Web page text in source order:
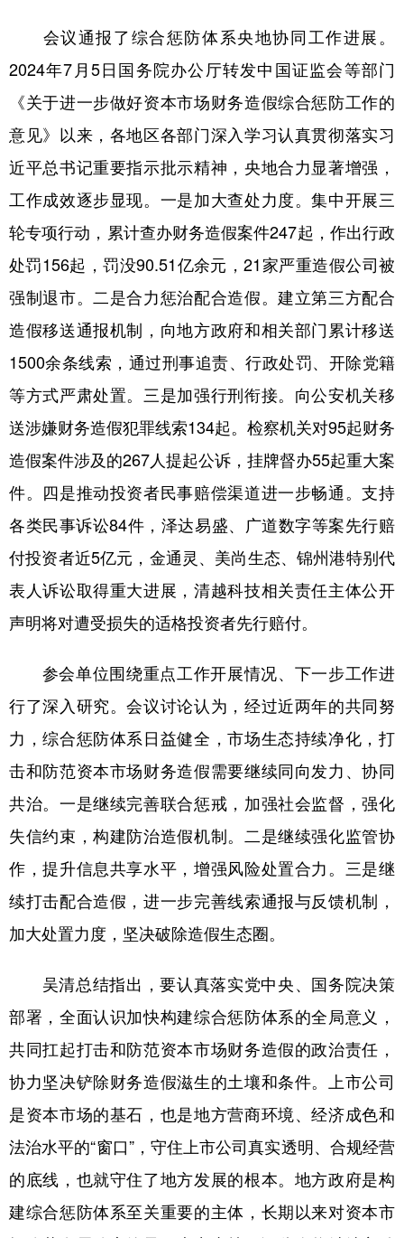
山东 河南 湖北 湖南
广东 广西 海南 重庆
四川 贵州 云南 西藏
陕西 甘肃 青海 宁夏
新疆 内蒙古 黑龙江
English Español Français عربى
Русский язык 日本語 한국어
Deutsch Português
会议通报了综合惩防体系央地协同工作进展。
2024年7月5日国务院办公厅转发中国证监会等部门
《关于进一步做好资本市场财务造假综合惩防工作的
意见》以来，各地区各部门深入学习认真贯彻落实习
近平总书记重要指示批示精神，央地合力显著增强，
工作成效逐步显现。一是加大查处力度。集中开展三
轮专项行动，累计查办财务造假案件247起，作出行政
处罚156起，罚没90.51亿余元，21家严重造假公司被
强制退市。二是合力惩治配合造假。建立第三方配合
造假移送通报机制，向地方政府和相关部门累计移送
1500余条线索，通过刑事追责、行政处罚、开除党籍
等方式严肃处置。三是加强行刑衔接。向公安机关移
送涉嫌财务造假犯罪线索134起。检察机关对95起财务
造假案件涉及的267人提起公诉，挂牌督办55起重大案
件。四是推动投资者民事赔偿渠道进一步畅通。支持
各类民事诉讼84件，泽达易盛、广道数字等案先行赔
付投资者近5亿元，金通灵、美尚生态、锦州港特别代
表人诉讼取得重大进展，清越科技相关责任主体公开
声明将对遭受损失的适格投资者先行赔付。
参会单位围绕重点工作开展情况、下一步工作进
行了深入研究。会议讨论认为，经过近两年的共同努
力，综合惩防体系日益健全，市场生态持续净化，打
击和防范资本市场财务造假需要继续同向发力、协同
共治。一是继续完善联合惩戒，加强社会监督，强化
失信约束，构建防治造假机制。二是继续强化监管协
作，提升信息共享水平，增强风险处置合力。三是继
续打击配合造假，进一步完善线索通报与反馈机制，
加大处置力度，坚决破除造假生态圈。
吴清总结指出，要认真落实党中央、国务院决策
部署，全面认识加快构建综合惩防体系的全局意义，
共同扛起打击和防范资本市场财务造假的政治责任，
协力坚决铲除财务造假滋生的土壤和条件。上市公司
是资本市场的基石，也是地方营商环境、经济成色和
法治水平的“窗口”，守住上市公司真实透明、合规经营
的底线，也就守住了地方发展的根本。地方政府是构
建综合惩防体系至关重要的主体，长期以来对资本市